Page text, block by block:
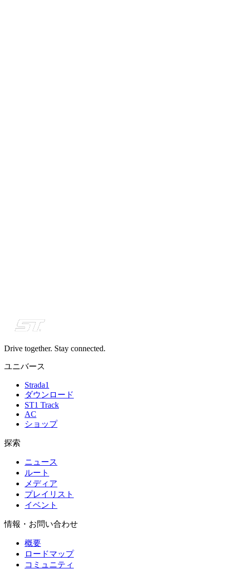
Drive together. Stay connected.
ユニバース
Strada1
ダウンロード
ST1 Track
AC
ショップ
探索
ニュース
ルート
メディア
プレイリスト
イベント
情報・お問い合わせ
概要
ロードマップ
コミュニティ